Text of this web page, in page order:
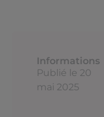
Informations
Publié le 20
mai 2025